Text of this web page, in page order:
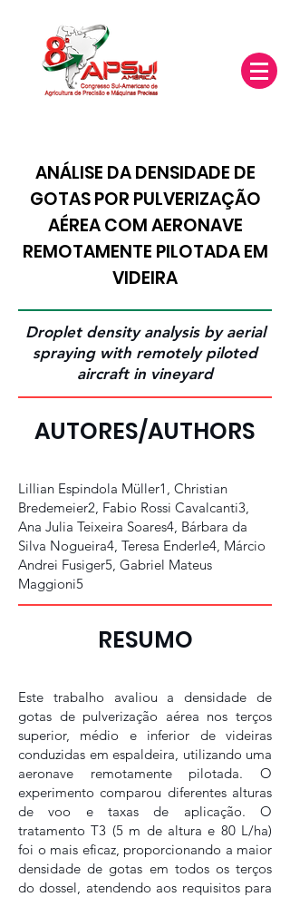
ANÁLISE DA DENSIDADE DE
GOTAS POR PULVERIZAÇÃO
AÉREA COM AERONAVE
REMOTAMENTE PILOTADA EM
VIDEIRA
Droplet density analysis by aerial
spraying with remotely piloted
aircraft in vineyard
AUTORES/AUTHORS
Lillian Espindola Müller1, Christian
Bredemeier2, Fabio Rossi Cavalcanti3,
Ana Julia Teixeira Soares4, Bárbara da
Silva Nogueira4, Teresa Enderle4, Márcio
Andrei Fusiger5, Gabriel Mateus
Maggioni5
RESUMO
Este trabalho avaliou a densidade de
gotas de pulverização aérea nos terços
superior, médio e inferior de videiras
conduzidas em espaldeira, utilizando uma
aeronave remotamente pilotada. O
experimento comparou diferentes alturas
de voo e taxas de aplicação. O
tratamento T3 (5 m de altura e 80 L/ha)
foi o mais eficaz, proporcionando a maior
densidade de gotas em todos os terços
do dossel, atendendo aos requisitos para